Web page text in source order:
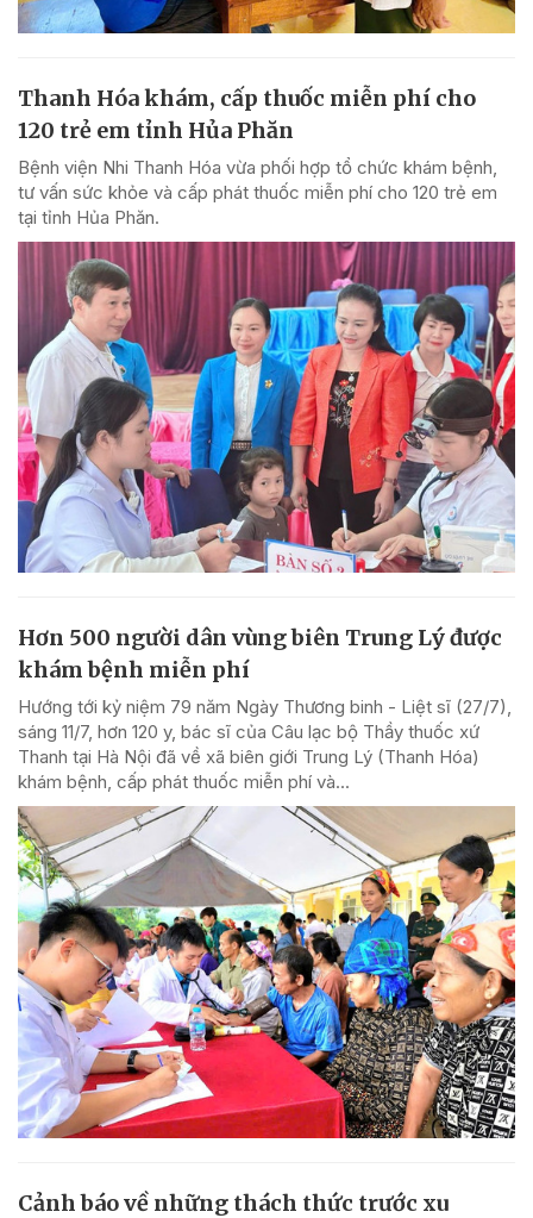
Thanh Hóa khám, cấp thuốc miễn phí cho
120 trẻ em tỉnh Hủa Phăn
Bệnh viện Nhi Thanh Hóa vừa phối hợp tổ chức khám bệnh,
tư vấn sức khỏe và cấp phát thuốc miễn phí cho 120 trẻ em
tại tỉnh Hủa Phăn.
Hơn 500 người dân vùng biên Trung Lý được
khám bệnh miễn phí
Hướng tới kỷ niệm 79 năm Ngày Thương binh - Liệt sĩ (27/7),
sáng 11/7, hơn 120 y, bác sĩ của Câu lạc bộ Thầy thuốc xứ
Thanh tại Hà Nội đã về xã biên giới Trung Lý (Thanh Hóa)
khám bệnh, cấp phát thuốc miễn phí và...
Cảnh báo về những thách thức trước xu